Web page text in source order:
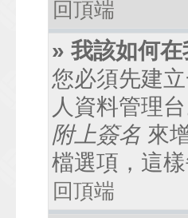
回頂端
» 我該如何
您必須先建
人資料管理
附上簽名 來
檔選項，這
回頂端